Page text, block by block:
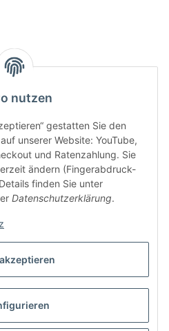
nutzen
gestatten Sie den
unserer Website: YouTube,
und Ratenzahlung. Sie
ändern (Fingerabdruck-
finden Sie unter
Datenschutzerklärung.
USt., zzgl.